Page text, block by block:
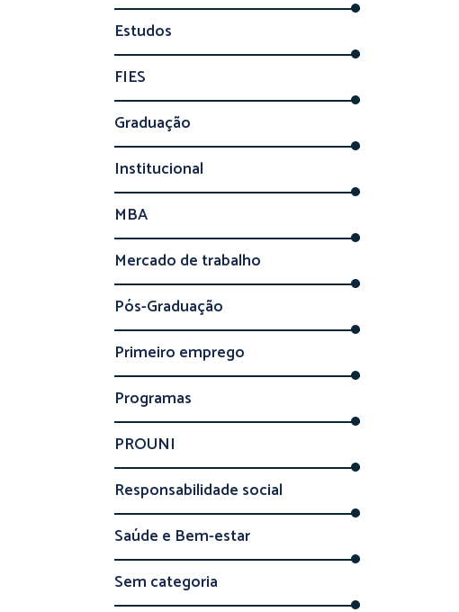
Estudos
FIES
Graduação
Institucional
MBA
Mercado de trabalho
Pós-Graduação
Primeiro emprego
Programas
PROUNI
Responsabilidade social
Saúde e Bem-estar
Sem categoria